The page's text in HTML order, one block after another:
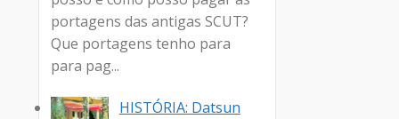
portagens das antigas SCUT?
Que portagens tenho para
para pag...
HISTÓRIA: Datsun